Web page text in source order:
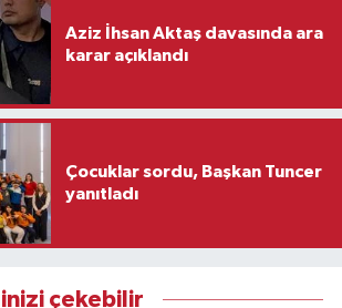
Aziz İhsan Aktaş davasında ara
karar açıklandı
Çocuklar sordu, Başkan Tuncer
yanıtladı
çekebilir